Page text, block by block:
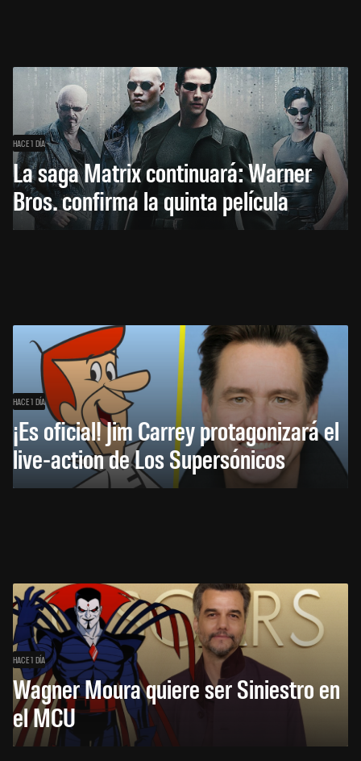
HACE 1 DÍA
La saga Matrix continuará: Warner
Bros. confirma la quinta película
HACE 1 DÍA
¡Es oficial! Jim Carrey protagonizará el
live-action de Los Supersónicos
HACE 1 DÍA
Wagner Moura quiere ser Siniestro en
el MCU